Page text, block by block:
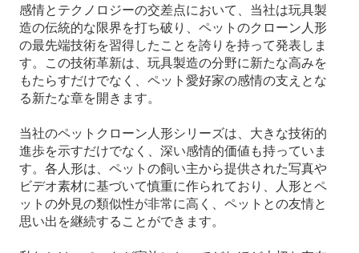
感情とテクノロジーの交差点において、当社は玩具製
造の伝統的な限界を打ち破り、ペットのクローン人形
の最先端技術を習得したことを誇りを持って発表しま
す。この技術革新は、玩具製造の分野に新たな高みを
もたらすだけでなく、ペット愛好家の感情の支えとな
る新たな章を開きます。
当社のペットクローン人形シリーズは、大きな技術的
進歩を示すだけでなく、深い感情的価値も持っていま
す。各人形は、ペットの飼い主から提供された写真や
ビデオ素材に基づいて慎重に作られており、人形とペ
ットの外見の類似性が非常に高く、ペットとの友情と
思い出を継続することができます。